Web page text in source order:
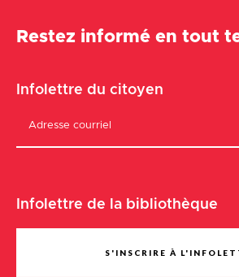
Restez informé en tout
Infolettre du citoyen
Infolettre de la bibliothèque
S'INSCRIRE À